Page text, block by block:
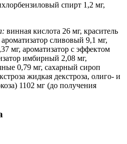
спирт 1,2 мг,
винная кислота 26 мг, краситель
сливовый 9,1 мг,
мг, ароматизатор с эффектом
имбирный 2,08 мг,
0,79 мг, сахарный сироп
жидкая декстроза, олиго- и
1102 мг (до получения